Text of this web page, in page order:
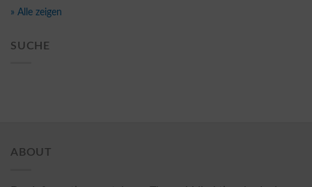
» Alle zeigen
SUCHE
ABOUT